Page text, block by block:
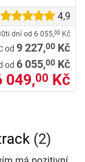
4,9
dní od 6 055,00 Kč
od 9 227,00 Kč
od 6 055,00 Kč
049,00 Kč
(2)